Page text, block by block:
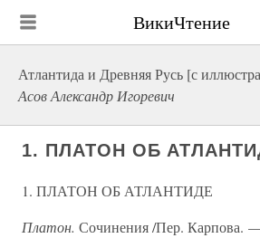
ВикиЧтение
Атлантида и Древняя Русь [с
Асов Александр Игоревич
1. ПЛАТОН ОБ
1. ПЛАТОН ОБ АТЛАНТИДЕ
Платон. Сочинения /Пер. Карпова.